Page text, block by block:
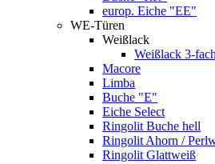
europ. Eiche "EE"
WE-Türen
Weißlack
Weißlack 3-
Macore
Limba
Buche "E"
Eiche Select
Ringolit Buche hell
Ringolit Ahorn /
Ringolit Glattweiß